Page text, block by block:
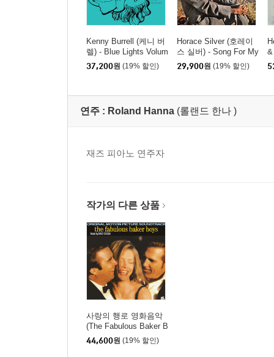
Kenny Burrell (케니 버
렐) - Blue Lights Volum
e 1 [LP]
37,200원 (19% 할인)
Horace Silver (호레이
스 실버) - Song For My
Father [LP]
29,900원 (19% 할인)
&
연주 : Roland Hanna (롤랜드 한나 )
재즈 피아노 연주자
작가의 다른 상품
사랑의 행로 영화음악
(The Fabulous Baker B
oys OST by Dave Gru
sin) [LP]
44,600원 (19% 할인)